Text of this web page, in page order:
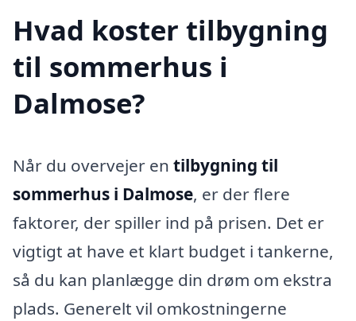
Hvad koster tilbygning
til sommerhus i
Dalmose?
Når du overvejer en tilbygning til
sommerhus i Dalmose, er der flere
faktorer, der spiller ind på prisen. Det er
vigtigt at have et klart budget i tankerne,
så du kan planlægge din drøm om ekstra
plads. Generelt vil omkostningerne